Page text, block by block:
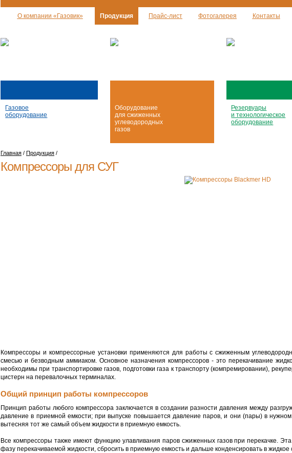
О компании «Газовик» Продукция Прайс-лист Фотогалерея Контакты
Газовое
оборудование
Оборудование
для сжиженных
углеводородных
газов
Резервуары
и технологическое
оборудование
Главная / Продукция /
Компрессоры для СУГ
Компрессоры и компрессорные установки применяются для работы с сжиженным
смесью и безводным аммиаком. Основное назначения компрессоров - это перекачивание
необходимы при транспортировке газов, подготовки газа к транспорту (компремировании),
цистерн на перевалочных терминалах.
Общий принцип работы компрессоров
Принцип работы любого компрессора заключается в создании разности давления между
давление в приемной емкости; при выпуске повышается давление паров, и они (пары) в
вытесняя тот же самый объем жидкости в приемную емкость.
Все компрессоры также имеют функцию улавливания паров сжиженных газов при перекачке.
фазу перекачиваемой жидкости, сбросить в приемную емкость и дальше конденсировать в жидкое